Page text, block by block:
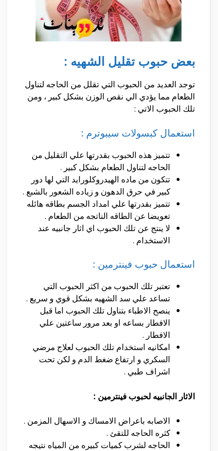
بعض حبوب تقليل الشهيه :
توجد العديد من الحبوب التي تقلل من الحاجه لتناول
الطعام مما يؤدي الي نقص الوزن بشكل كبير ، ومن
تلك الحبوب الاتي :
استعمال كبسولات سيبوترم :
تتميز هذه الحبوب بقدرتها علي التقليل من
الحاجه لتناول الطعام بشكل كبير .
تتكون من ماده الهيدروكلورايد التي لها دور
كبير في حرق الدهون و زياده الشعور بالشبع .
تتميز بقدرتها علي امداد الجسم بطاقه هائله
تعويضا عن الطاقه الناتجه من الطعام .
لا ينتج عن تلك الحبوب اي اثار جانبيه عند
الاستخدام .
استعمال حبوب فينترمين :
تعتبر تلك الحبوب من اكثر الحبوب التي
تساعد علي سد الشهيه بشكل قوي و سريع .
ينصح الاطباء بتناول تلك الحبوب اما قبل
الافطار بساعه او بعد مرور ساعتين علي
الافطار .
امكانيه استخدام تلك الحبوب لعلاج مرضي
السكري و ارتفاع ضغط الدم و لكن تحت
اشراف طبي .
الاثار الجانبيه لحبوب فينترمين :
الاصابه باعراض الامساك و الاسهال المزمن .
كثره الحاجه للتقئ .
الحاجه لشرب كميات كبيره من المياه نتيجه